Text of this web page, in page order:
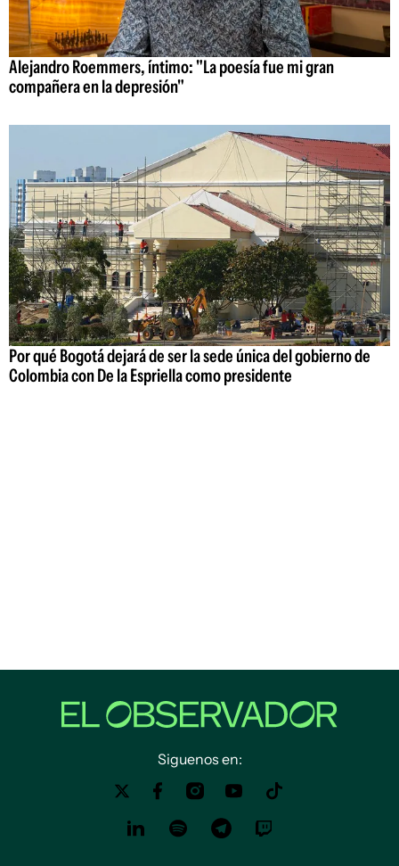
Alejandro Roemmers, íntimo: "La poesía fue mi gran
compañera en la depresión"
Por qué Bogotá dejará de ser la sede única del gobierno de
Colombia con De la Espriella como presidente
Siguenos en: